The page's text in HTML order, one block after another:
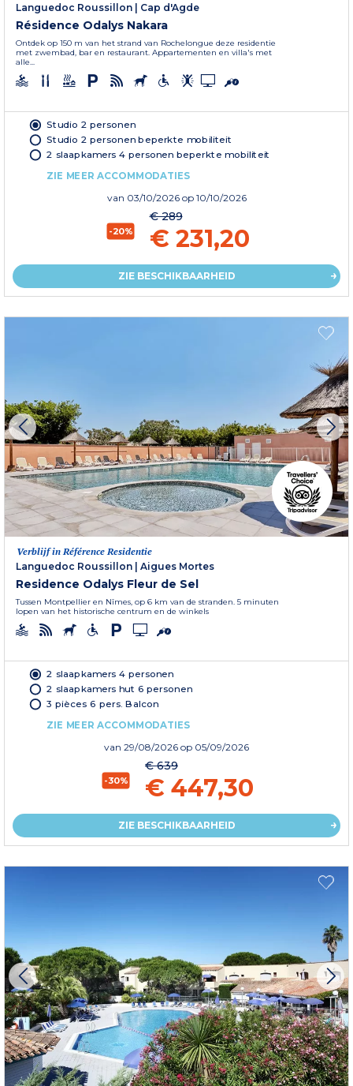
Languedoc Roussillon
Cap d'Agde
Résidence Odalys Nakara
Ontdek op 150 m van het strand van Rochelongue deze residentie
met zwembad, bar en restaurant. Appartementen en villa's met
alle...
Studio 2 personen
Studio 2 personen beperkte mobiliteit
2 slaapkamers 4 personen beperkte mobiliteit
ZIE MEER ACCOMMODATIES
van 03/10/2026 op 10/10/2026
-20%
€ 289
€ 231,20
ZIE BESCHIKBAARHEID
Verblijf in Référence Residentie
Languedoc Roussillon | Aigues Mortes
Residence Odalys Fleur de Sel
Tussen Montpellier en Nîmes, op 6 km van de stranden. 5 minuten
lopen van het historische centrum en de winkels
2 slaapkamers 4 personen
2 slaapkamers hut 6 personen
3 pièces 6 pers. Balcon
ZIE MEER ACCOMMODATIES
van 29/08/2026 op 05/09/2026
-30%
€ 639
€ 447,30
ZIE BESCHIKBAARHEID